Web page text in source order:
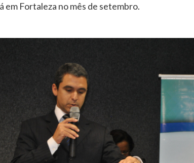
Fortaleza no mês de setembro.